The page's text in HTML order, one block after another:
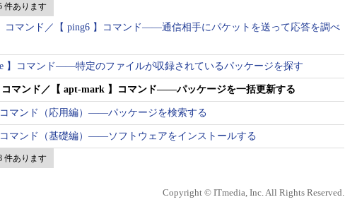
ィストリビューシュン（CentOSなど）の場合は「
）、または「rpm」コマンド（47回～49回）を使用します。
目次に戻る
マンド [パッケージ名やコマンド用オプションなど]
ン] 動作指定 [パッケージ名……]
※[ ]は省略可能な引数を示しています。
件あります
コマンド／【 ping6 】コマンド――通信相手にパケットを送って応答を調べ
】コマンド――特定のファイルが収録されているパッケージを探す
コマンド／【 apt-mark 】コマンド――パッケージを一括更新する
コマンド（応用編）――パッケージを検索する
コマンド（基礎編）――ソフトウェアをインストールする
件あります
Copyright © ITmedia, Inc. All Rights Reserved.